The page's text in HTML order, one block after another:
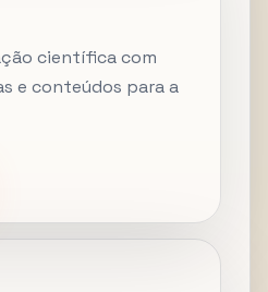
científica com
e conteúdos para a